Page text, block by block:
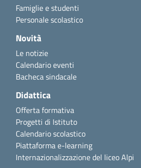
Famiglie e studenti
Personale scolastico
Novità
Le notizie
Calendario eventi
Bacheca sindacale
Didattica
Offerta formativa
Progetti di Istituto
Calendario scolastico
Piattaforma e-learning
Internazionalizzazione del liceo Alpi